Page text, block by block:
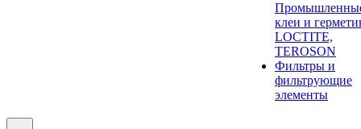
клеи и
LOCTITE,
TEROSON
Фильтры и
фильтрующие
элементы